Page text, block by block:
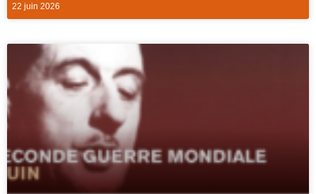
22 juin 2026